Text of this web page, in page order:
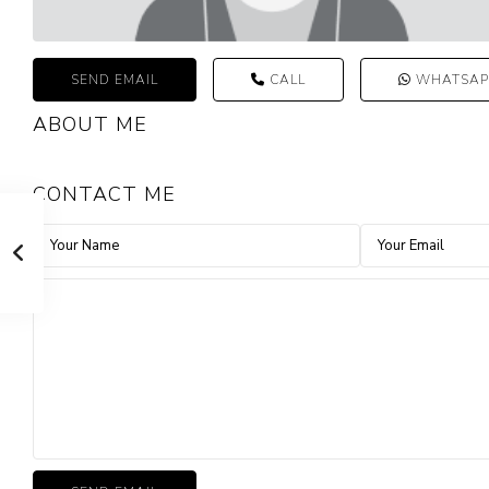
SEND EMAIL CALL
ABOUT ME
CONTACT ME